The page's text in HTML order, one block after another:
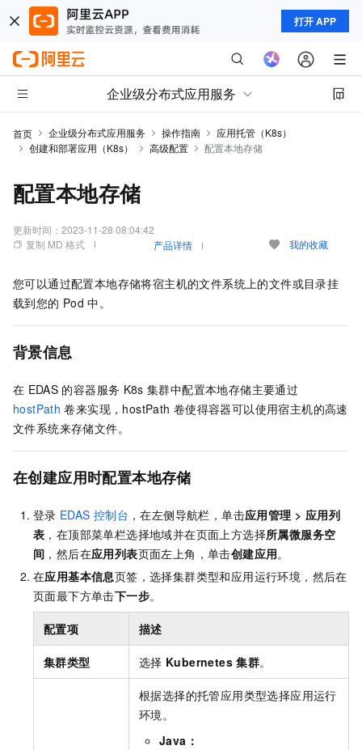
打开 APP
企业级分布式应用服务
首页 企业级分布式应用服务 操作指南
应用托管（K8s）
创建和部署应用（K8s）
高级配置 配置本地存储
配置本地存储
更新时间： 2023-11-28 08:04:42
复制 MD 格式
产品详情 我的收藏
您可以通过配置本地存储将宿主机的文件系统上的文件或目录挂
载到您的 Pod 中。
背景信息
在 EDAS 的容器服务 K8s 集群中配置本地存储主要通过
hostPath 卷来实现，hostPath 卷使得容器可以使用宿主机的高速
文件系统来存储文件。
在创建应用时配置本地存储
登录 EDAS 控制台 ，在左侧导航栏，单击应用管理 > 应用列
表 ，在顶部菜单栏选择地域并在页面上方选择所属微服务空
间 ，然后在应用列表页面左上角，单击创建应用。
在应用基本信息页签，选择集群类型和应用运行环境，然后在
页面最下方单击下一步。
配置项 描述
集群类型 选择 Kubernetes 集群。
根据选择的托管应用类型选择应用运行
环境。
Java：